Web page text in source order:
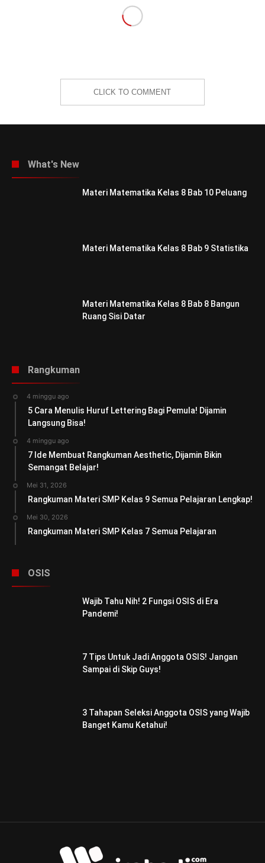
CLICK TO COMMENT
What's New
Materi Matematika Kelas 8 Bab 10 Peluang
Materi Matematika Kelas 8 Bab 9 Statistika
Materi Matematika Kelas 8 Bab 8 Bangun
Ruang Sisi Datar
Rangkuman
4 minggu ago
5 Cara Menulis Huruf Lettering Bagi Pemula! Dijamin
Langsung Bisa!
4 minggu ago
7 Ide Membuat Rangkuman Aesthetic, Dijamin Bikin
Semangat Belajar!
Mei 31, 2026
Rangkuman Materi SMP Kelas 9 Semua Pelajaran Lengkap!
Mei 30, 2026
Rangkuman Materi SMP Kelas 7 Semua Pelajaran
OSIS
Wajib Tahu Nih! 2 Fungsi OSIS di Era
Pandemi!
7 Tips Untuk Jadi Anggota OSIS! Jangan
Sampai di Skip Guys!
3 Tahapan Seleksi Anggota OSIS yang Wajib
Banget Kamu Ketahui!